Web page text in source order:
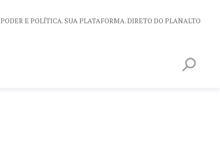
PODER E POLÍTICA. SUA PLATAFORMA. DIRETO DO PLANALTO